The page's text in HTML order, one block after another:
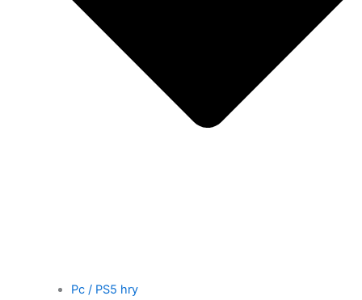
Pc / PS5 hry